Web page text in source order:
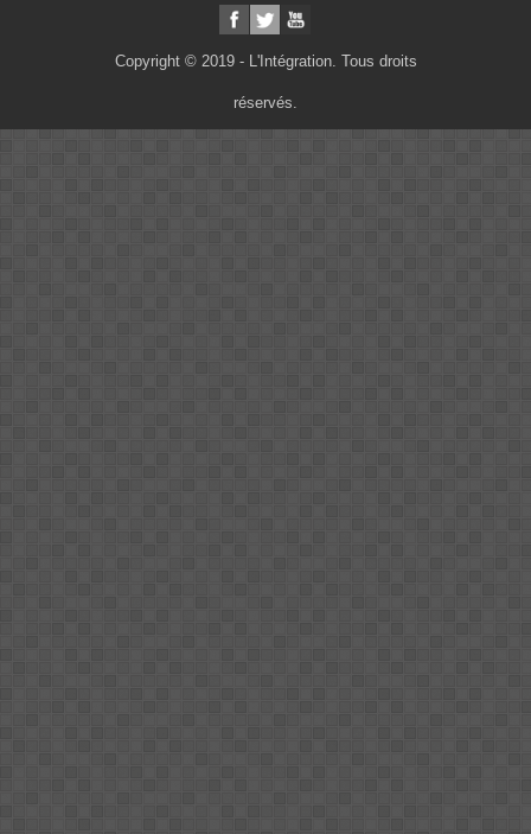
Copyright © 2019 - L'Intégration. Tous droits
réservés.